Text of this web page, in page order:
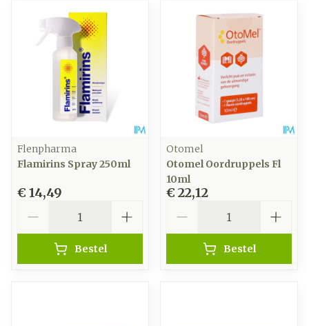
Flenpharma
Flamirins Spray 250ml
€ 14,49
Bestel
Otomel
Otomel Oordruppels Fl
10ml
€ 22,12
Bestel